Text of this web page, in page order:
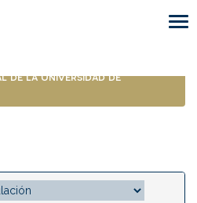
de la Universidad de